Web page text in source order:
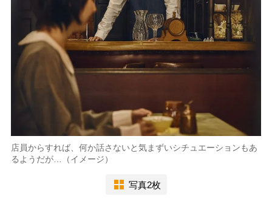
店員からすれば、何か話さないと気まずいシチュエーションもあ
るようだが…（イメージ）
写真2枚